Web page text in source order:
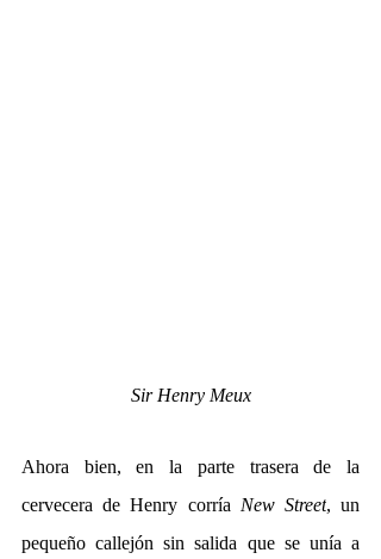
Sir Henry Meux
Ahora bien, en la parte trasera de la
cervecera de Henry corría New Street, un